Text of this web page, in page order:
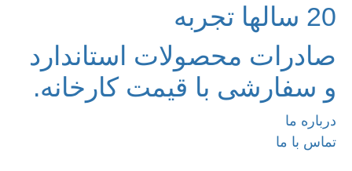
20 سالها تجربه
صادرات محصولات استاندارد
و سفارشی با قیمت کارخانه.
درباره ما
تماس با ما